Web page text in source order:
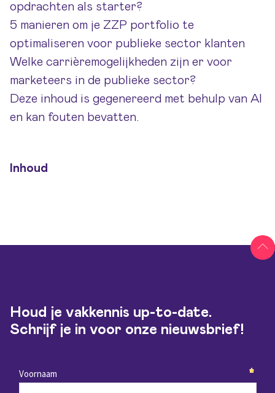
opdrachten als starter?
5 manieren om je ZZP portfolio te
optimaliseren voor publieke sector klanten
Welke carrièremogelijkheden zijn er voor
marketeers in de publieke sector?
Deze inhoud is gegenereerd met behulp van AI
en kan fouten bevatten.
Inhoud
Houd je vakkennis up-to-date.
Schrijf je in voor onze nieuwsbrief!